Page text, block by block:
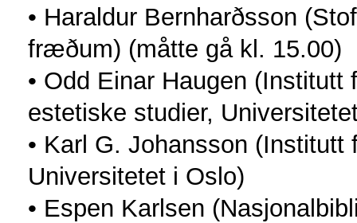
• Haraldur Bernharðsson
fræðum) (måtte gå kl. 15.00)
• Odd Einar Haugen
estetiske studier,
• Karl G. Johansson
Universitetet i Oslo)
• Espen Karlsen